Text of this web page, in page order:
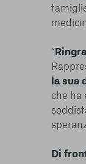
“
la sua
che ha
Di